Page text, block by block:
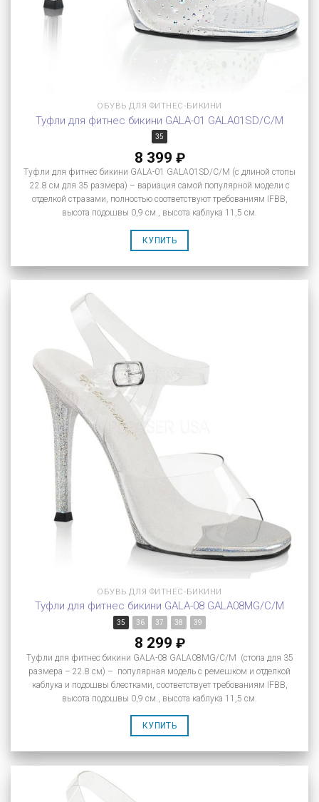
ОБУВЬ ДЛЯ ФИТНЕС-БИКИНИ
Туфли для фитнес бикини GALA-01 GALA01SD/C/M
35
8 399 ₽
Туфли для фитнес бикини GALA-01 GALA01SD/C/M (с длиной стопы
22.8 см для 35 размера) – вариация самой популярной модели с
отделкой стразами, полностью соответствуют требованиям IFBB,
высота подошвы 0,9 см., высота каблука 11,5 см.
КУПИТЬ
ОБУВЬ ДЛЯ ФИТНЕС-БИКИНИ
Туфли для фитнес бикини GALA-08 GALA08MG/C/M
35 36 37 38 39
8 299 ₽
Туфли для фитнес бикини GALA-08 GALA08MG/C/M (стопа для 35
размера – 22.8 см) – популярная модель с ремешком и отделкой
каблука и подошвы блестками, соответствует требованиям IFBB,
высота подошвы 0,9 см., высота каблука 11,5 см.
КУПИТЬ